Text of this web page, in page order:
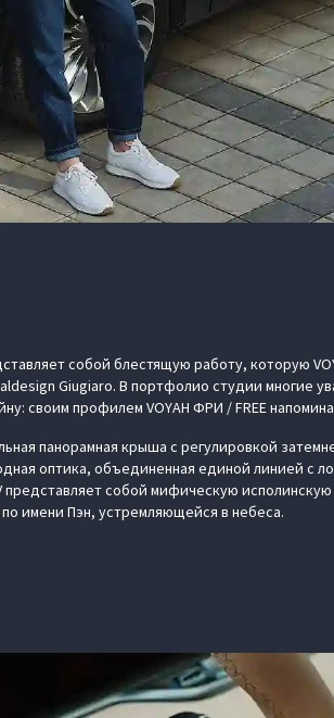
собой блестящую работу, которую
Giugiaro. В портфолио студии многие
своим профилем VOYAH ФРИ / FREE
панорамная крыша с регулировкой
оптика, объединенная единой линией с
собой мифическую
имени Пэн, устремляющейся в небеса.